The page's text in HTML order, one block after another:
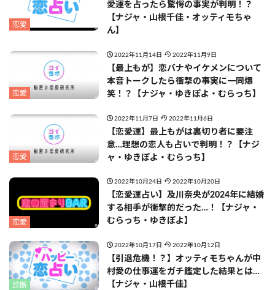
恋愛
愛運を占ったら驚愕の事実が判明！？
【ナジャ・山根千佳・オッティモちゃ
ん】
恋愛
2022年11月14日 2022年11月9日
【最上もが】恋バナやイケメンについて
本音トークしたら衝撃の事実に一同爆
笑！？【ナジャ・ゆきぽよ・むらっち】
恋愛
2022年11月7日 2022年11月6日
【恋愛運】最上もがは裏切り者に要注
意…理想の恋人も占いで判明！？【ナジ
ャ・ゆきぽよ・むらっち】
恋愛
2022年10月24日 2022年10月20日
【恋愛運占い】及川奈央が2024年に結婚
する相手が衝撃的だった…！【ナジャ・
むらっち・ゆきぽよ】
診断
2022年10月17日 2022年10月12日
【引退危機！？】オッティモちゃんが中
村愛の仕事運をガチ鑑定した結果とは…
【ナジャ・山根千佳】